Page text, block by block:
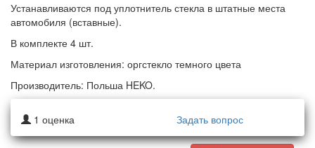
Устанавливаются под уплотнитель стекла в штатные места
автомобиля (вставные).
В комплекте 4 шт.
Материал изготовления: оргстекло темного цвета
Производитель: Польша HEKO.
1 оценка Задать вопрос